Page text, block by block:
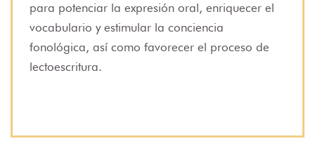
para potenciar la expresión oral, enriquecer el
vocabulario y estimular la conciencia
fonológica, así como favorecer el proceso de
lectoescritura.